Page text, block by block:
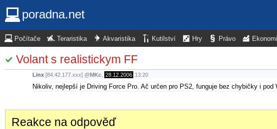
poradna.net
Počítače Teraristika Akvaristika Kutilství Hry Právo
Volant s realistickym FF
Linx [84.42.177.xxx] @MKc 28.12.2006 13:20
Nikoliv, nejlepší je Driving Force Pro. Ač určen pro PS2, funguje bez chybičky i
Reakce na odpověď